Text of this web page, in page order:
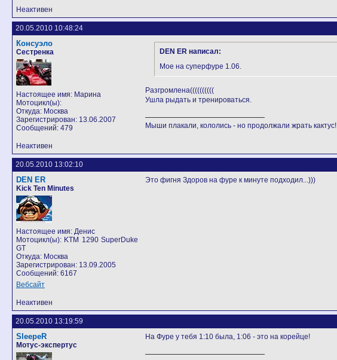
Неактивен
20.05.2010 10:48:24
Консуэло
Сестренка
Настоящее имя: Марина
Мотоцикл(ы):
Откуда: Москва
Зарегистрирован: 13.06.2007
Сообщений: 479
DEN ER написал:
Мое на суперфуре 1.06.
Разгромлена((((((((((
Ушла рыдать и тренироваться.
Мыши плакали, кололись - но продолжали жрать кактус!
Неактивен
20.05.2010 13:02:10
DEN ER
Kick Ten Minutes
Настоящее имя: Денис
Мотоцикл(ы): KTM 1290 SuperDuke
GT
Откуда: Москва
Зарегистрирован: 13.09.2005
Сообщений: 6167
Вебсайт
Это фигня Здоров на фуре к минуте подходил...)))
Неактивен
20.05.2010 13:19:59
SleepeR
Мотус-экспертус
На Фуре у тебя 1:10 была, 1:06 - это на корейце!